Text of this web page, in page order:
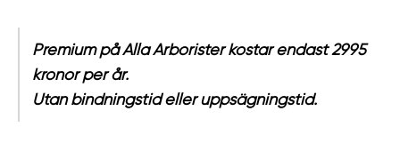
Premium på Alla Arborister kostar endast 2995
kronor per år.
Utan bindningstid eller uppsägningstid.